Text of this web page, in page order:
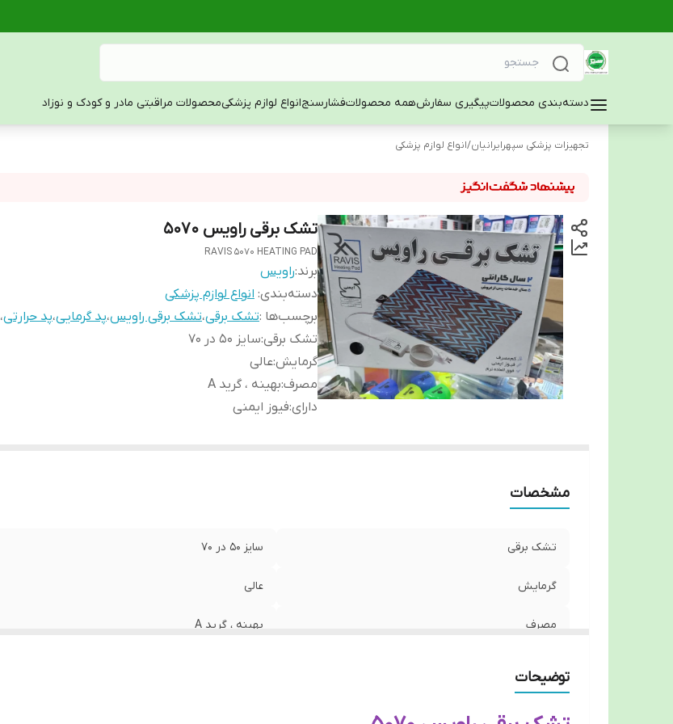
دسته‌بندی محصولاتپیگیری سفارشهمه محصولاتفشارسنجانواع لوازم پزشکیمحصولات مراقبتی مادر و کودک و نوزاد
تجهیزات پزشکی سپهرایرانیان/انواع لوازم پزشکی
تشک برقی راویس 5070
RAVIS 5070 HEATING PAD
برند:راویس
دسته‌بندی: انواع لوازم پزشکی
برچسب‌ها :تشک برقی،تشک برقی راویس،پد گرمایی،پد حرارتی،
تشک برقی:سایز 50 در 70
گرمایش:عالی
مصرف:بهینه ، گرید A
دارای:فیوز ایمنی
مشخصات
تشک برقی سایز 50 در 70
گرمایش عالی
مصرف بهینه ، گرید A
توضیحات